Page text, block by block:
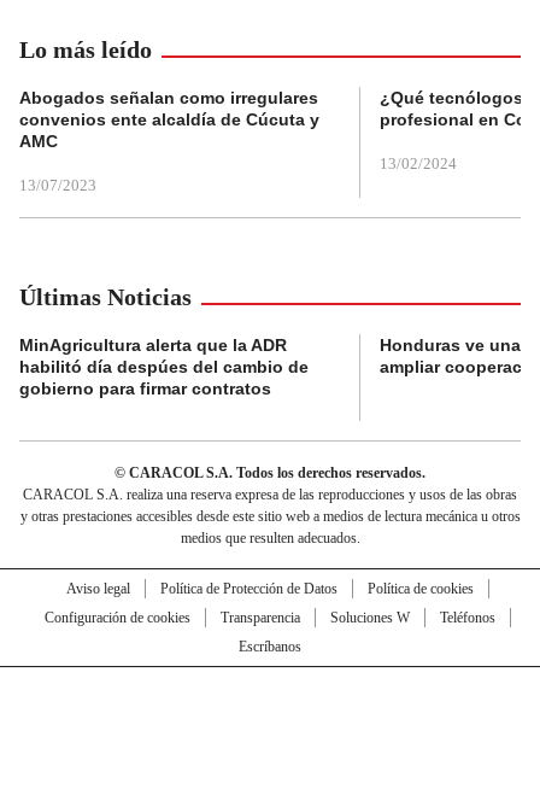
Lo más leído
Abogados señalan como irregulares
convenios ente alcaldía de Cúcuta y
AMC
13/07/2023
¿Qué tecnólogos
profesional en
13/02/2024
Últimas Noticias
MinAgricultura alerta que la ADR
habilitó día despúes del cambio de
gobierno para firmar contratos
Honduras ve una
ampliar
© CARACOL S.A. Todos los derechos reservados.
CARACOL S.A. realiza una reserva expresa de las reproducciones y usos de las obras
y otras prestaciones accesibles desde este sitio web a medios de lectura mecánica u otros
medios que resulten adecuados.
Aviso legal Política de Protección de Datos
Política de cookies
Configuración de cookies
Transparencia Soluciones W
Teléfonos
Escríbanos